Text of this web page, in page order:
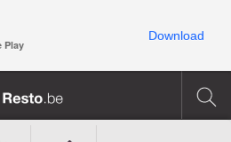
Play
Download